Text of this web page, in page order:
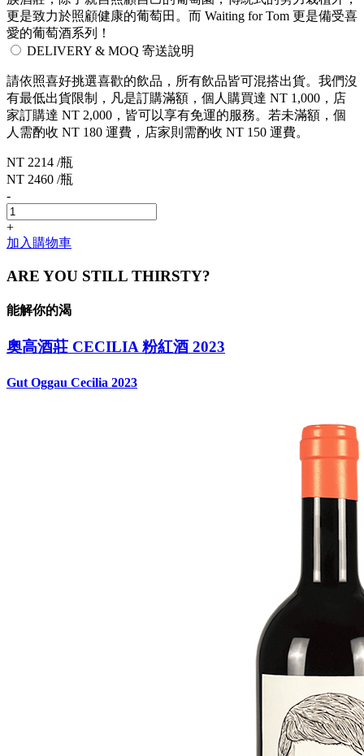
更是致力於照顧健康的葡萄田。而 Waiting for Tom 更是備受喜
愛的葡萄酒系列！
DELIVERY & MOQ 寄送說明
請依照喜好挑選喜歡的飲品，所有飲品皆可混搭出貨。我們沒
有最低出貨限制，凡是訂購滿額，個人購買達 NT 1,000，店
家訂購達 NT 2,000，皆可以享有免運的服務。若未滿額，個
人需酌收 NT 180 運費，店家則需酌收 NT 150 運費。
NT 2214 /瓶
NT 2460 /瓶
-
+
加入購物車
ARE YOU STILL THIRSTY?
能解你的渴
奧高酒莊 CECILIA 粉紅酒 2023
Gut Oggau Cecilia 2023